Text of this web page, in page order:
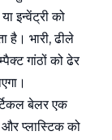
इन्वेंट्री को
है। भारी, ढीले
गांठों को ढेर
बेलर एक
और प्लास्टिक को